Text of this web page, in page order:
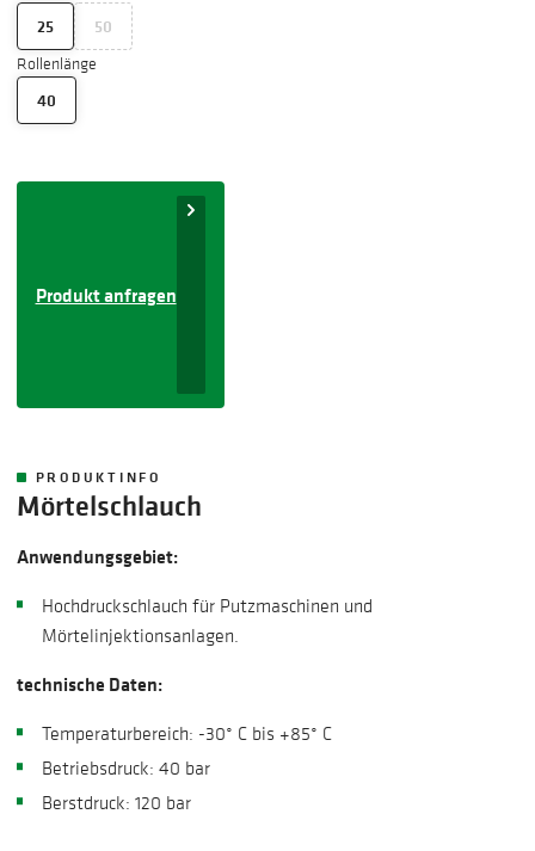
25 50
Rollenlänge
40
Produkt anfragen
PRODUKTINFO
Mörtelschlauch
Anwendungsgebiet:
Hochdruckschlauch für Putzmaschinen und
Mörtelinjektionsanlagen.
technische Daten:
​Temperaturbereich: -30° C bis +85° C
Betriebsdruck: 40 bar
Berstdruck: 120 bar